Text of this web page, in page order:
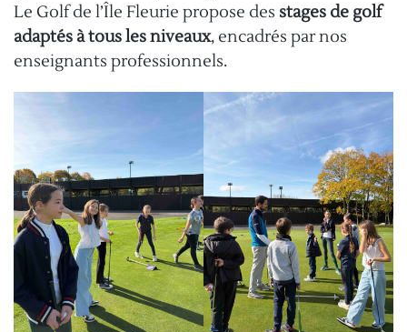
Le Golf de l’Île Fleurie propose des stages de golf
adaptés à tous les niveaux, encadrés par nos
enseignants professionnels.